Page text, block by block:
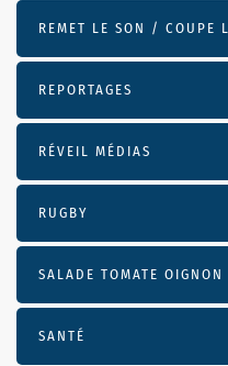
REMET LE SON / COUPE
REPORTAGES
RÉVEIL MÉDIAS
RUGBY
SALADE TOMATE OIGNON
SANTÉ